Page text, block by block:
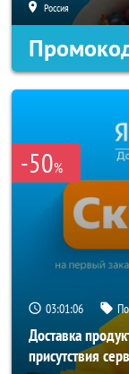
Россия
-50%
03:01:05
Доставка
присутствия